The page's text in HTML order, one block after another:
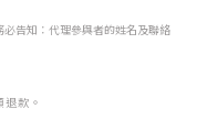
告知：代理參與者的姓名及聯絡
款。